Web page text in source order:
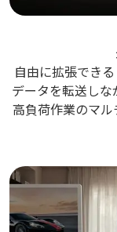
自由に拡張でき
データを転送しな
高負荷作業のマ